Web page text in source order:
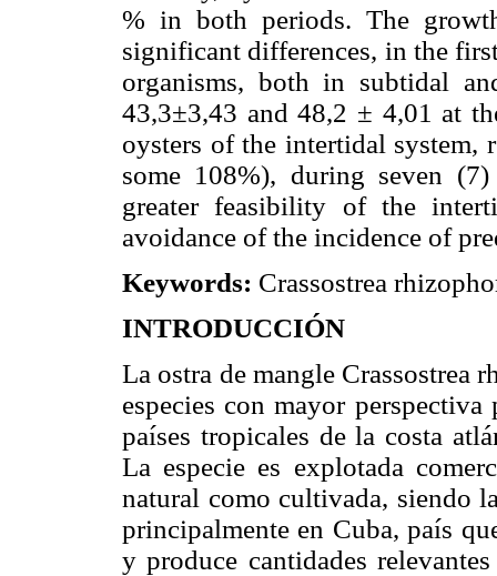
% in both periods. The
significant differences, in the
organisms, both in subtidal
43,3±3,43 and 48,2 ± 4,01 at
oysters of the intertidal system,
some 108%), during seven
greater feasibility of the
avoidance of the incidence of
Keywords: Crassostrea
INTRODUCCIÓN
La ostra de mangle Crassostrea
especies con mayor
países tropicales de la costa
La especie es explotada
natural como cultivada, siendo
principalmente en Cuba, país
y produce cantidades